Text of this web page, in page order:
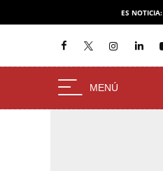
ES NOTICIA: